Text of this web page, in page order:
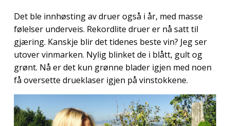
Det ble innhøsting av druer også i år, med masse
følelser underveis. Rekordlite druer er nå satt til
gjæring. Kanskje blir det tidenes beste vin? Jeg ser
utover vinmarken. Nylig blinket de i blått, gult og
grønt. Nå er det kun grønne blader igjen med noen
få oversette drueklaser igjen på vinstokkene.